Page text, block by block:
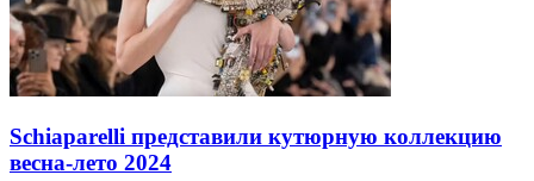
Schiaparelli представили кутюрную коллекцию
весна-лето 2024